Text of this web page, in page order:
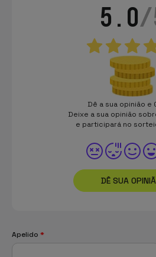
5.0/
Dê a sua opinião e
Deixe a sua opinião
e participará no
DÊ SUA
Apelido *